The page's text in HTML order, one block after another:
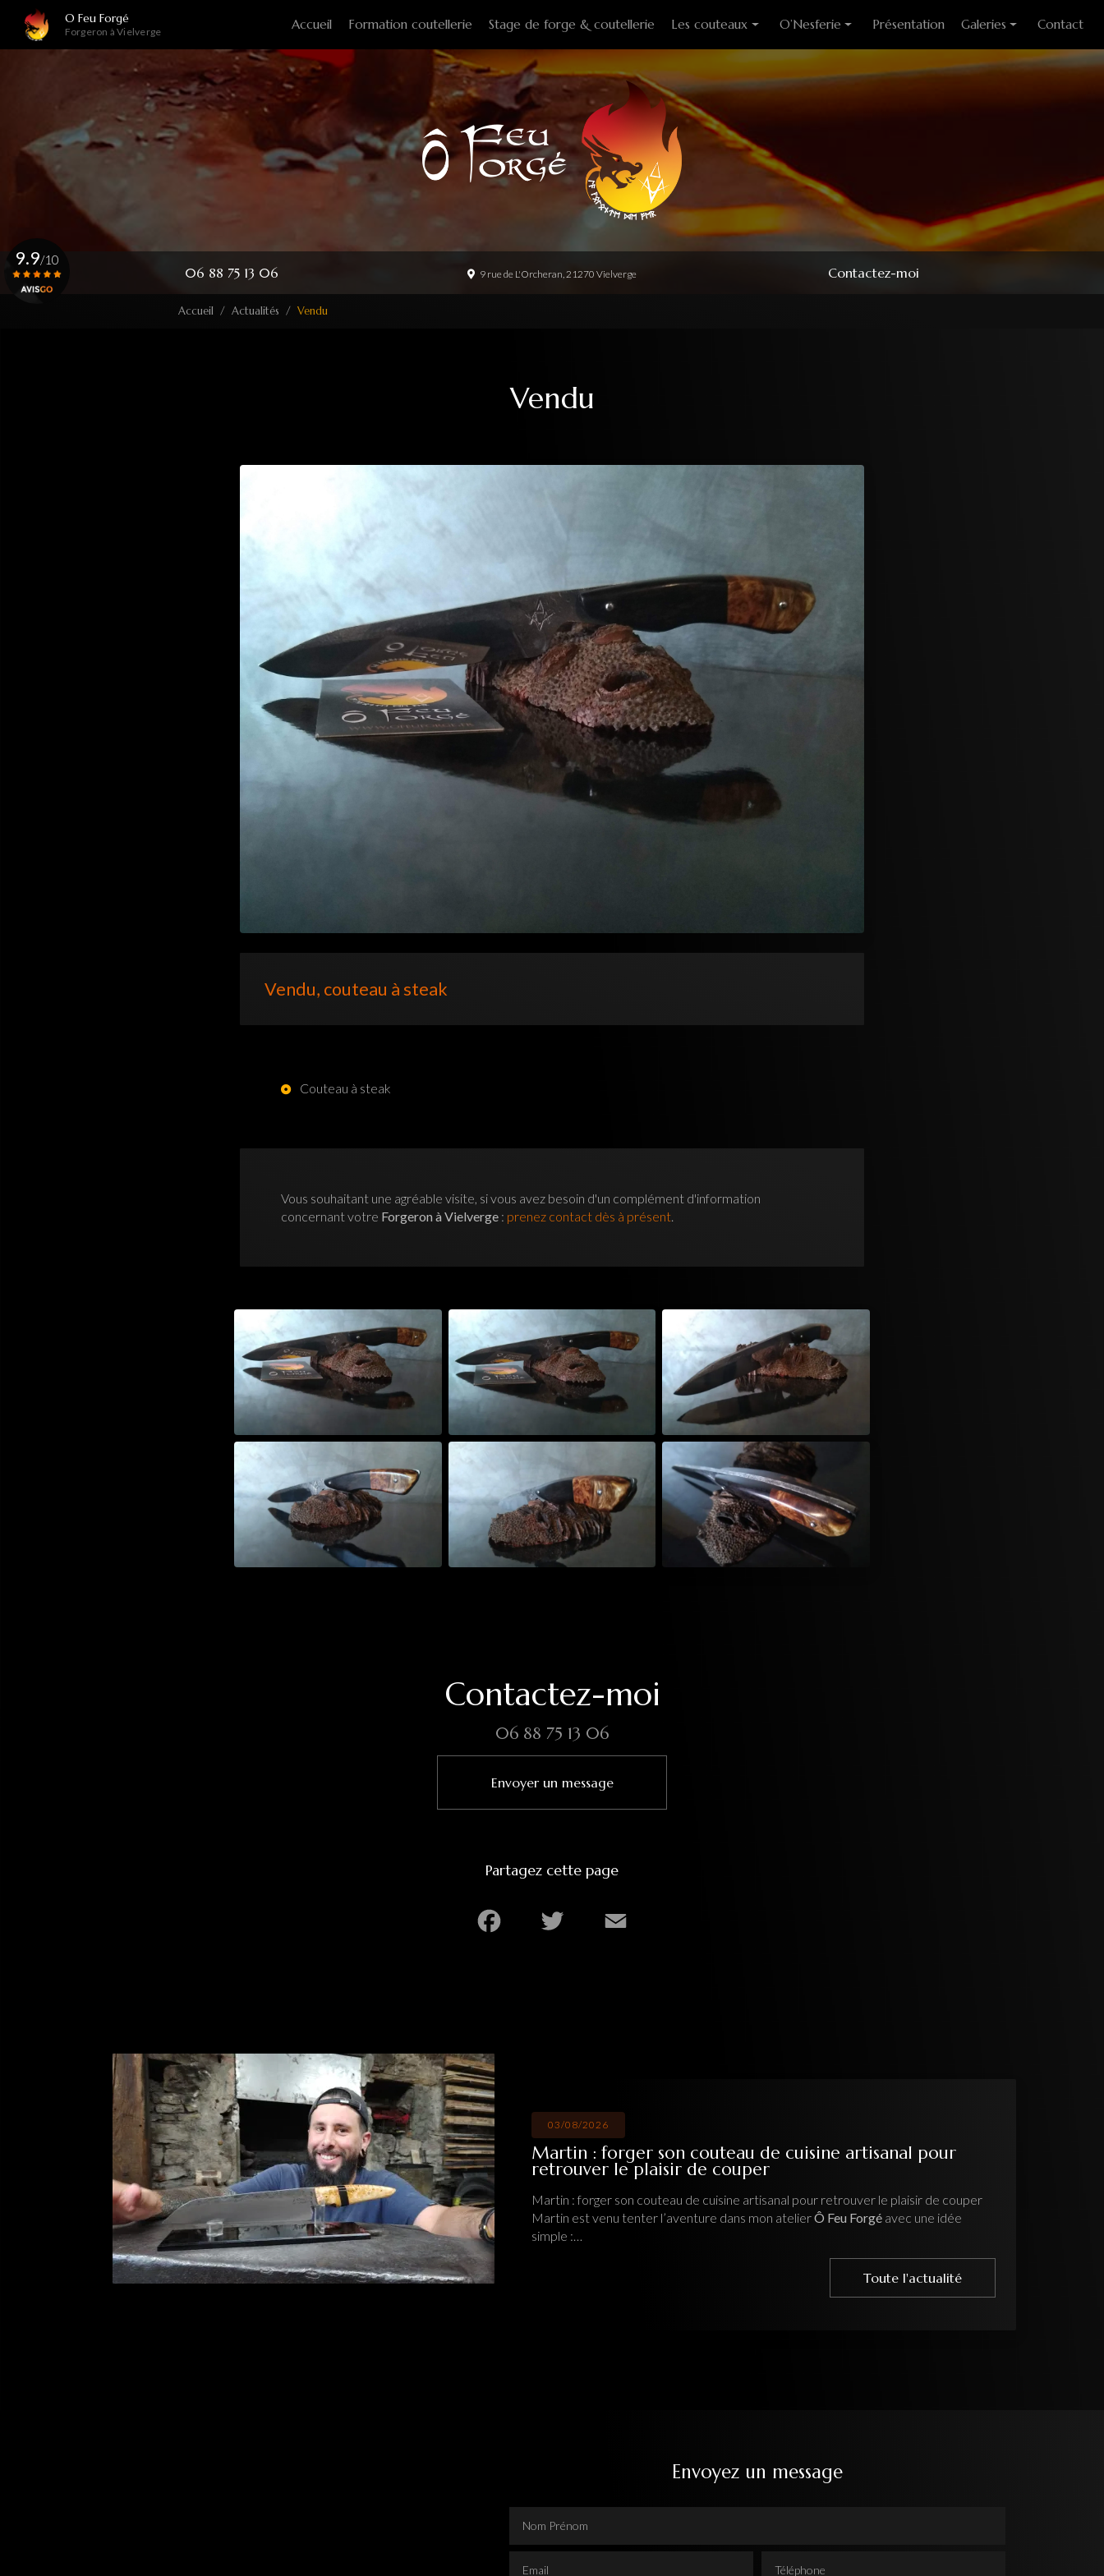
contenu
O Feu Forgé
Forgeron à Vielverge Accueil Formation coutellerie Stage de forge & coutellerie Les couteaux
Couteaux fixes
Couteaux pliants
Couteaux de cuisine
Couteaux de table
Couteaux à huitre
Tire-bouchons
Option
O’Nesferie
Encens Artisanal
Présentation Galeries
Photo des stages
Contact
06 88 75 13 06 9 rue de L'Orcheran, 21270 Vielverge Contactez-moi
9.9/10
Accueil Actualités Vendu
Vendu
Vendu, couteau à steak
Couteau à steak
Vous souhaitant une agréable visite, si vous avez besoin d'un complément d'information
concernant votre Forgeron à Vielverge : prenez contact dès à présent.
Contactez-moi
06 88 75 13 06
Envoyer un message
Partagez cette page
03/08/2026
Martin : forger son couteau de cuisine artisanal pour
retrouver le plaisir de couper
Martin : forger son couteau de cuisine artisanal pour retrouver le plaisir de couper
Martin est venu tenter l’aventure dans mon atelier Ô Feu Forgéavec une idée
simple :…
Envoyez un message